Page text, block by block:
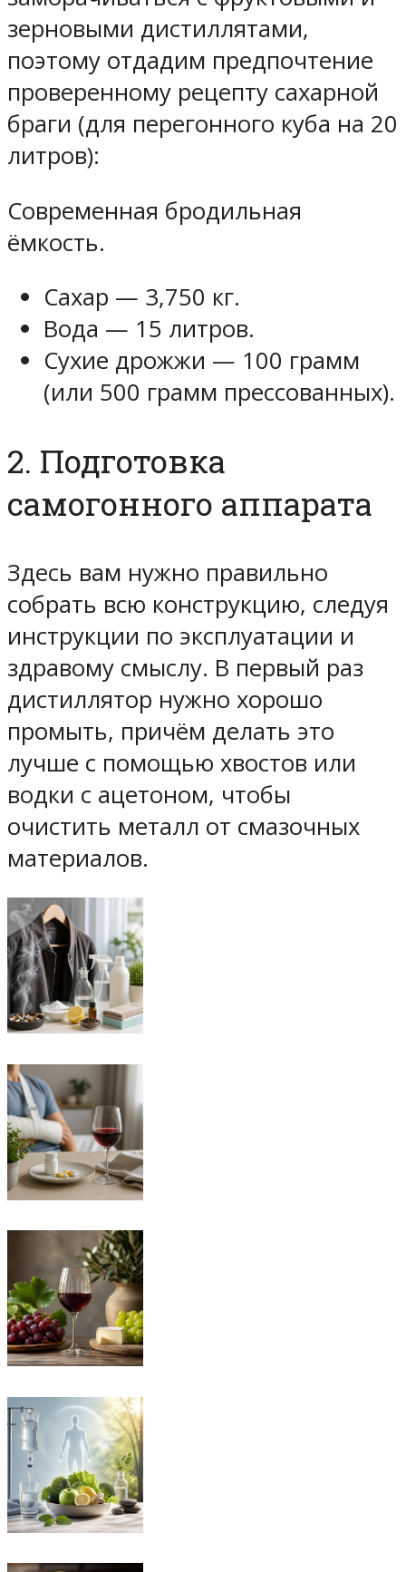
зерновыми дистиллятами,
поэтому отдадим предпочтение
проверенному рецепту сахарной
браги (для перегонного куба на 20
литров):
Современная бродильная
ёмкость.
Сахар — 3,750 кг.
Вода — 15 литров.
Сухие дрожжи — 100 грамм
(или 500 грамм прессованных).
2. Подготовка
самогонного аппарата
Здесь вам нужно правильно
собрать всю конструкцию, следуя
инструкции по эксплуатации и
здравому смыслу. В первый раз
дистиллятор нужно хорошо
промыть, причём делать это
лучше с помощью хвостов или
водки с ацетоном, чтобы
очистить металл от смазочных
материалов.